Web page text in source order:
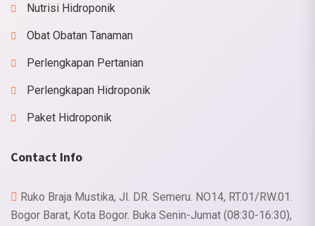
Nutrisi Hidroponik
Obat Obatan Tanaman
Perlengkapan Pertanian
Perlengkapan Hidroponik
Paket Hidroponik
Contact Info
Ruko Braja Mustika, Jl. DR. Semeru. NO14, RT.01/RW.01.
Bogor Barat, Kota Bogor. Buka Senin-Jumat (08:30-16:30),